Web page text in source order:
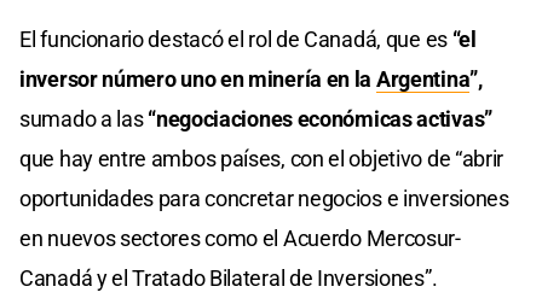
El funcionario destacó el rol de Canadá, que es “el
inversor número uno en minería en la Argentina”,
sumado a las“negociaciones económicas activas”
que hay entre ambos países, con el objetivo de “abrir
oportunidades para concretar negocios e inversiones
en nuevos sectores como el Acuerdo Mercosur-
Canadá y el Tratado Bilateral de Inversiones”.